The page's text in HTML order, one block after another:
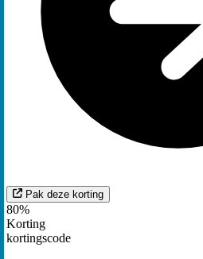
Pak deze korting
80%
Korting
kortingscode